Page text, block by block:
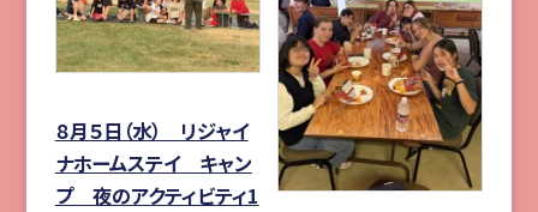
８月５日（水） リジャイ
ナホームステイ キャン
プ 夜のアクティビティ1